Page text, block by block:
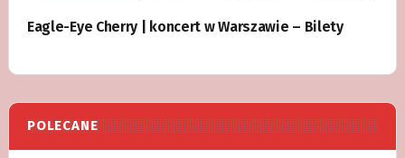
Eagle-Eye Cherry | koncert w Warszawie – Bilety
POLECANE